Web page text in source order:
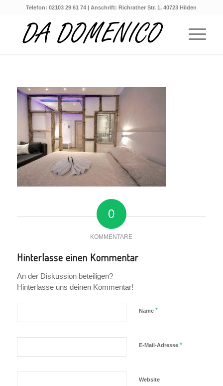
Telefon: 02103 29 61 74 | Anschrift: Richrather Str. 1, 40723 Hilden
0
KOMMENTARE
Hinterlasse einen Kommentar
An der Diskussion beteiligen?
Hinterlasse uns deinen Kommentar!
Name *
E-Mail-Adresse *
Website